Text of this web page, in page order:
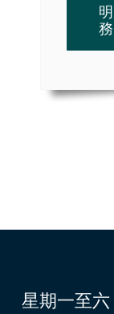
務
星期一至